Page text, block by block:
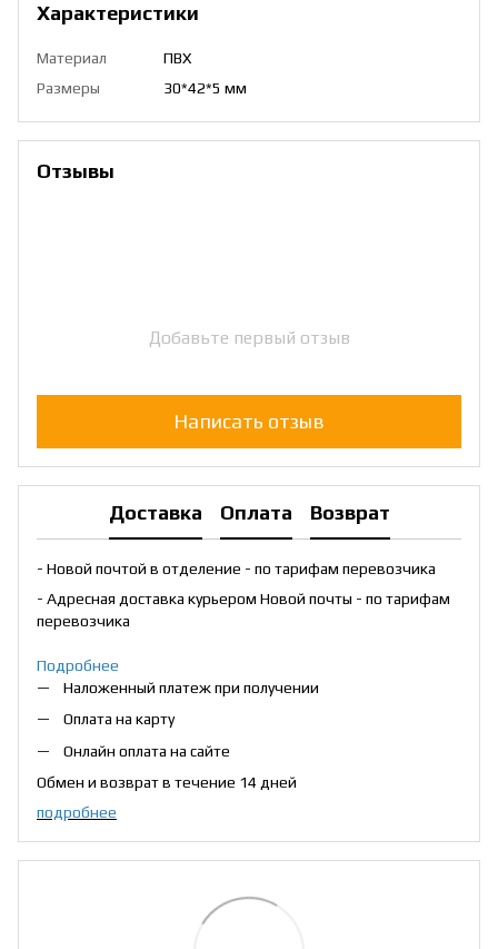
Характеристики
Материал
ПВХ
Размеры
30*42*5 мм
Отзывы
Добавьте первый отзыв
Написать отзыв
Доставка Оплата Возврат
- Новой почтой в отделение - по тарифам перевозчика
- Адресная доставка курьером Новой почты - по тарифам
перевозчика
Подробнее
Наложенный платеж при получении
Оплата на карту
Онлайн оплата на сайте
Обмен и возврат в течение 14 дней
подробнее